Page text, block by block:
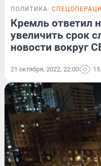
ПОЛИТИКА
Кремль ответил
увеличить срок
новости вокруг
21 октября, 2022, 22:00